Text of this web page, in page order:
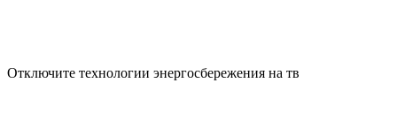
Отключите технологии энергосбережения на тв